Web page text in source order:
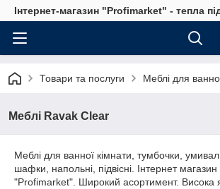
Інтернет-магазин "Profimarket" - тепла
Товари та послуги Меблі для
Меблі Ravak Clear
Меблі для ванної кімнати, тумбочки,
шафки, напольні, підвісні. Інтернет магазин
"Profimarket". Широкий асортимент. Висока